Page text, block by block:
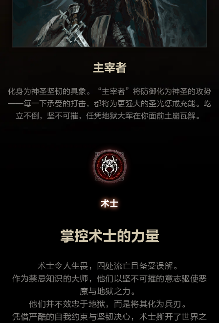
主宰者
化身为神圣坚韧的具象。“主宰者”将防御化为神圣的攻势
——每一下承受的打击，都将为更强大的圣光惩戒充能。屹
立不倒，坚不可摧，任凭地狱大军在你面前土崩瓦解。
术士
掌控术士的力量
术士令人生畏，四处流亡且备受误解。
作为禁忌知识的大师，他们以坚不可摧的意志驱使恶
魔与地狱之力。
他们并不效忠于地狱，而是将其化为兵刃。
凭借严酷的自我约束与坚韧决心，术士撕开了世界之